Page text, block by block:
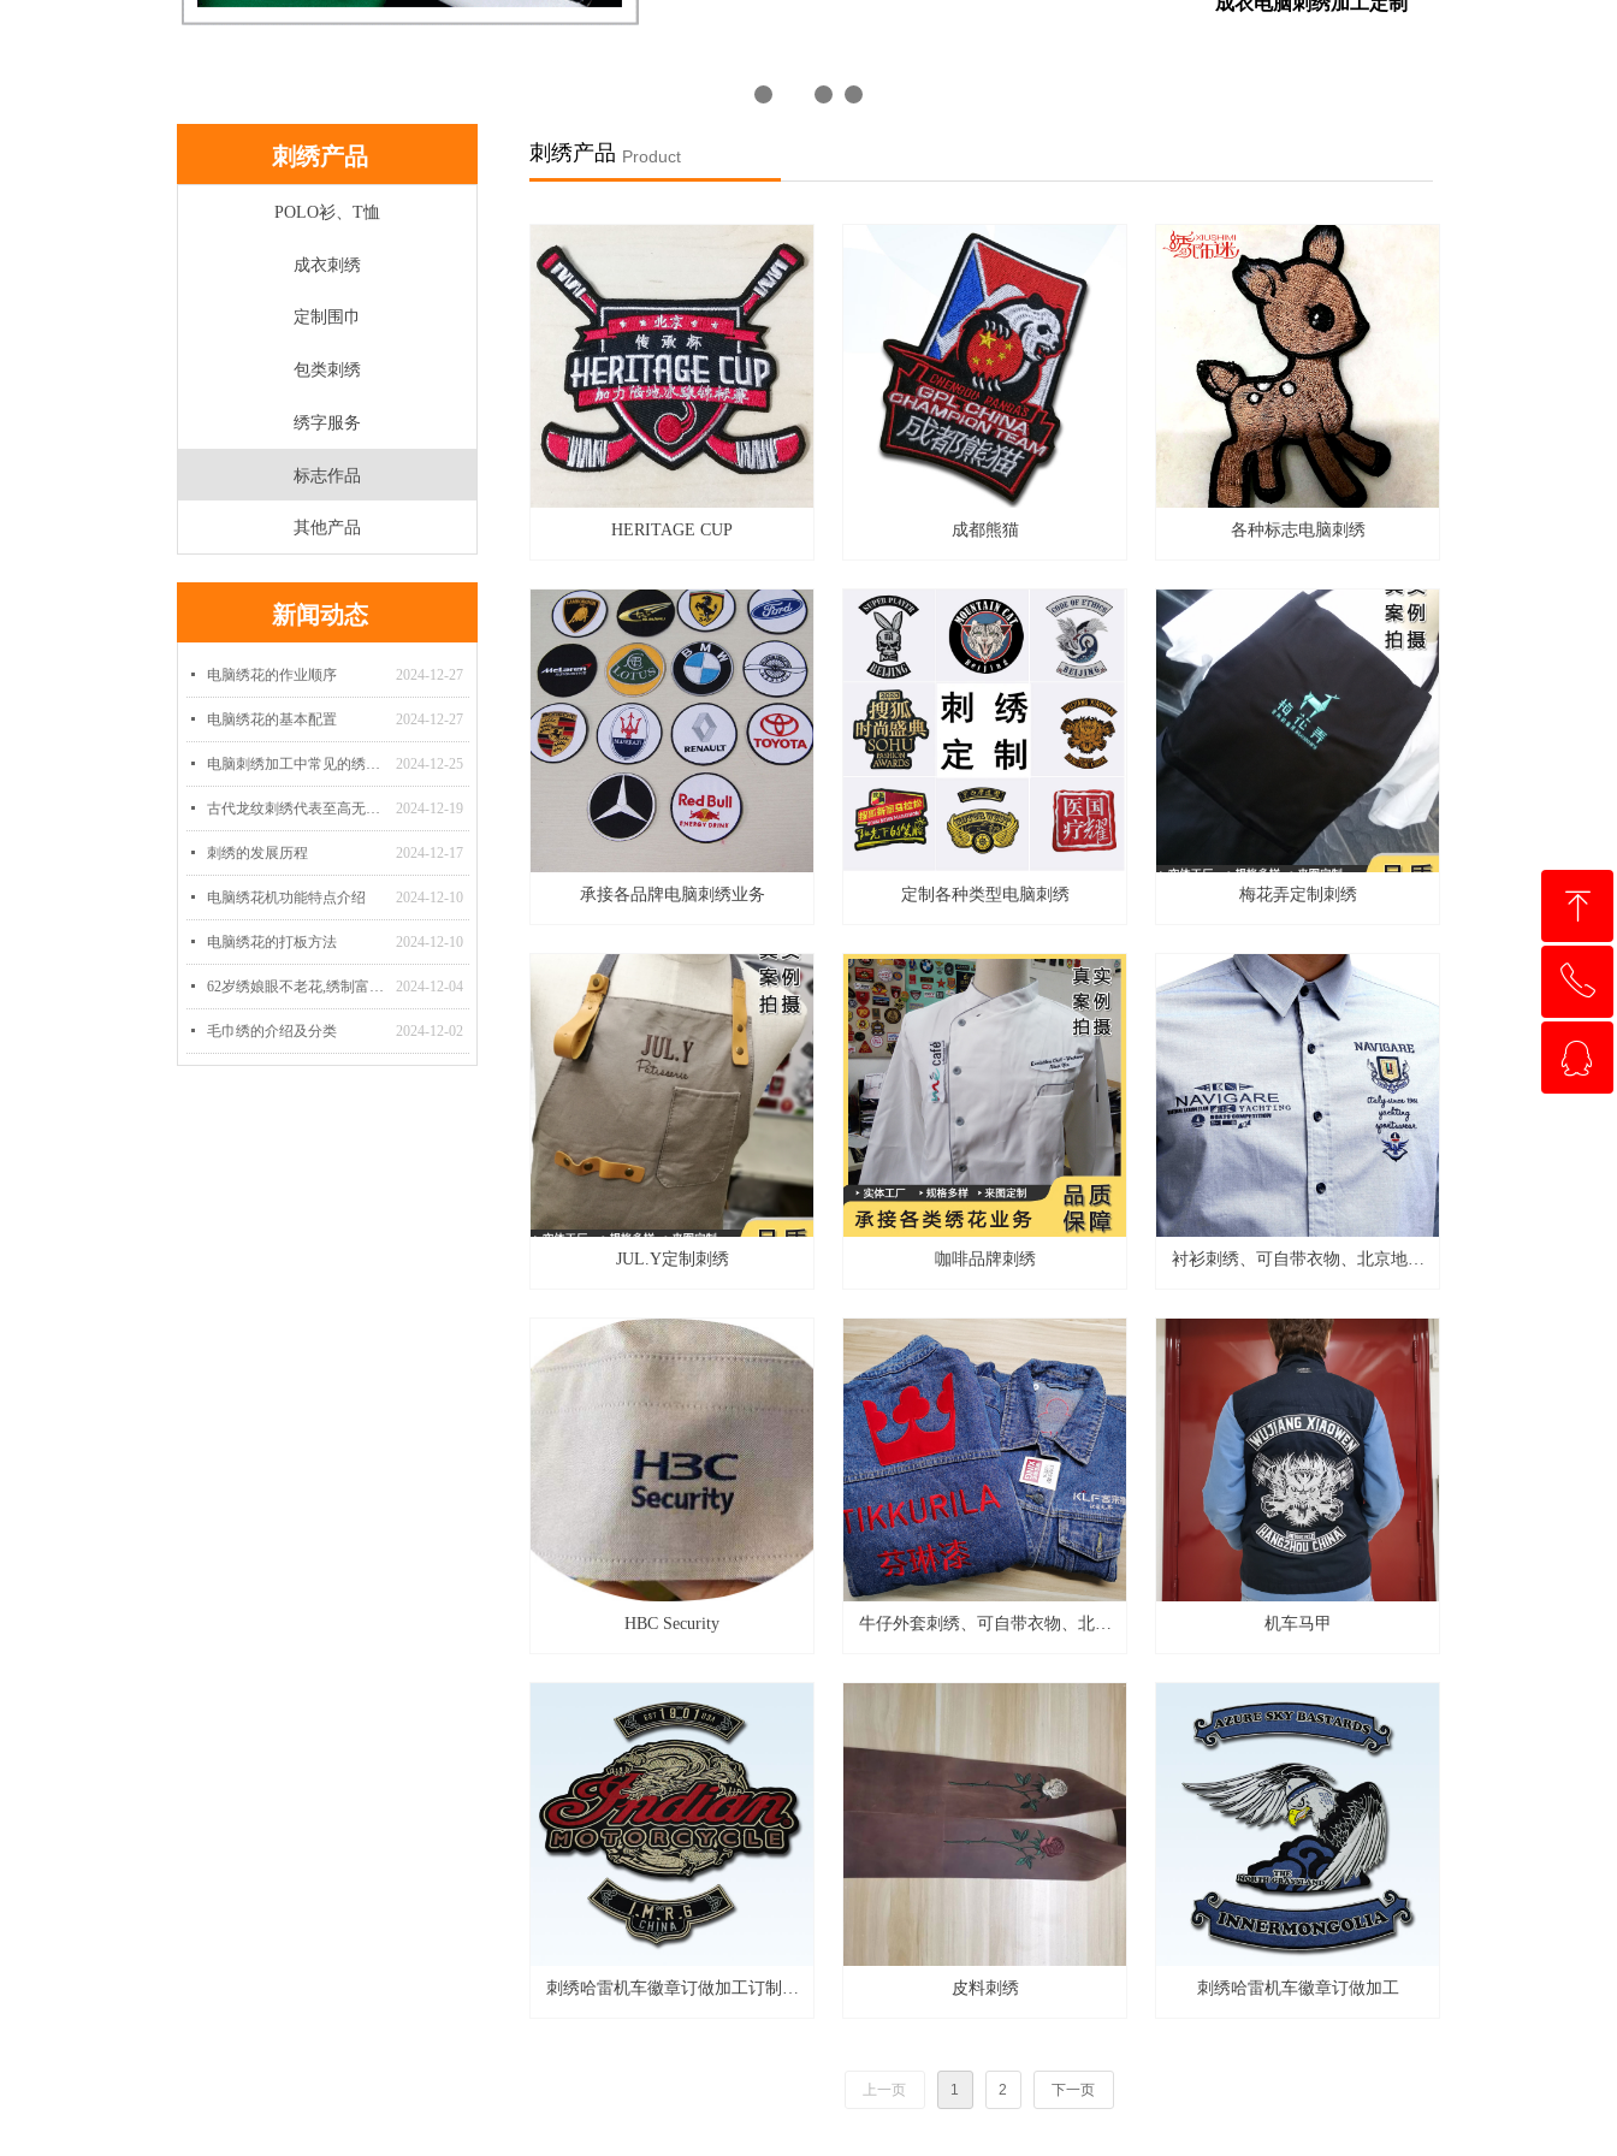
POLO衫、T恤
成衣刺绣
定制围巾
包类刺绣
绣字服务
标志作品
其他产品
刺绣产品 Product
刺绣产品
新闻动态
2024-12-27
넷 电脑绣花的作业顺序
2024-12-27
넷 电脑绣花的基本配置
2024-12-25
넷 电脑刺绣加工中常见的绣法有哪些？
2024-12-19
넷 古代龙纹刺绣代表至高无上的权利
2024-12-17
넷 刺绣的发展历程
2024-12-10
넷 电脑绣花机功能特点介绍
2024-12-10
넷 电脑绣花的打板方法
2024-12-04
넷 62岁绣娘眼不老花,绣制富贵牡丹
2024-12-02
넷 毛巾绣的介绍及分类
HERITAGE CUP 成都熊猫 各种标志电脑刺绣
承接各品牌电脑刺绣业务 定制各种类型电脑刺绣 梅花弄定制刺绣
JUL.Y定制刺绣 咖啡品牌刺绣
衬衫刺绣、可自带衣物、北京地区
HBC Security
牛仔外套刺绣、可自带衣物、北京
机车马甲
刺绣哈雷机车徽章订做加工订制刺
皮料刺绣 刺绣哈雷机车徽章订做加工
上一页 1 2 下一页
ꁸ
回到顶部
ꂅ
13810528897
ꁗ